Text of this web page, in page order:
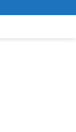
Kian Nyata